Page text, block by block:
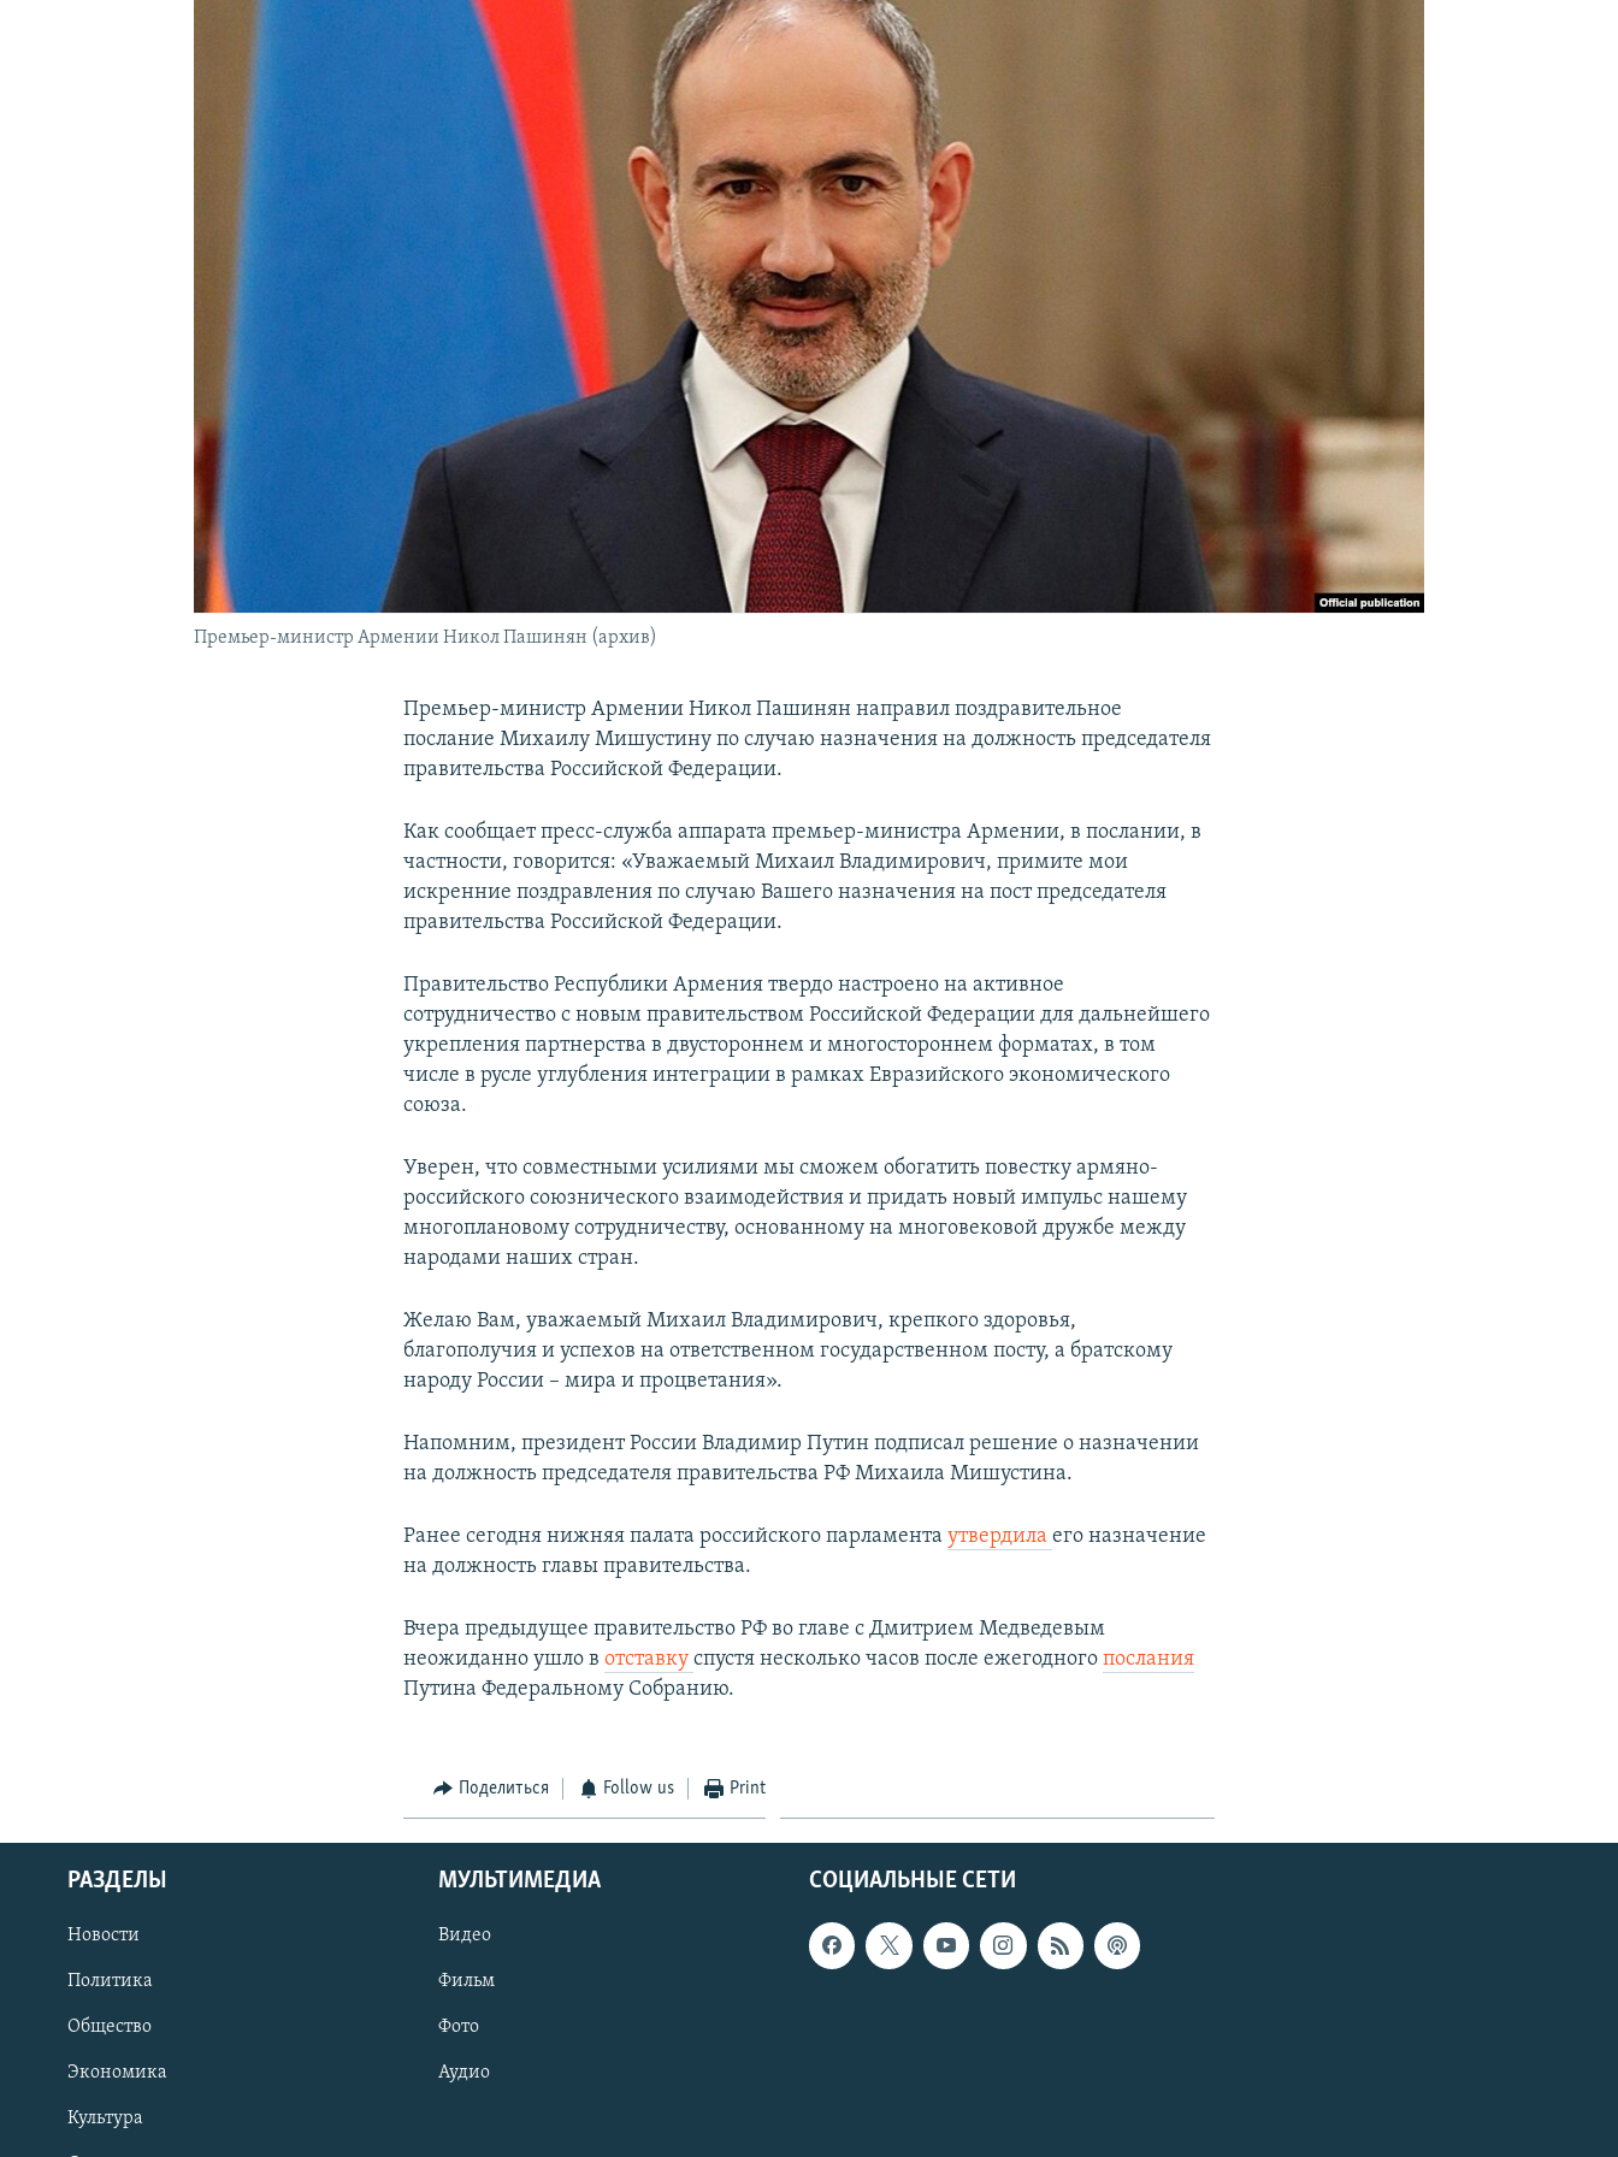
Премьер-министр Армении Никол Пашинян (архив)
Премьер-министр Армении Никол Пашинян направил поздравительное
послание Михаилу Мишустину по случаю назначения на должность председателя
правительства Российской Федерации.
Как сообщает пресс-служба аппарата премьер-министра Армении, в послании, в
частности, говорится: «Уважаемый Михаил Владимирович, примите мои
искренние поздравления по случаю Вашего назначения на пост председателя
правительства Российской Федерации.
Правительство Республики Армения твердо настроено на активное
сотрудничество с новым правительством Российской Федерации для дальнейшего
укрепления партнерства в двустороннем и многостороннем форматах, в том
числе в русле углубления интеграции в рамках Евразийского экономического
союза.
Уверен, что совместными усилиями мы сможем обогатить повестку армяно-
российского союзнического взаимодействия и придать новый импульс нашему
многоплановому сотрудничеству, основанному на многовековой дружбе между
народами наших стран.
Желаю Вам, уважаемый Михаил Владимирович, крепкого здоровья,
благополучия и успехов на ответственном государственном посту, а братскому
народу России – мира и процветания».
Напомним, президент России Владимир Путин подписал решение о назначении
на должность председателя правительства РФ Михаила Мишустина.
Ранее сегодня нижняя палата российского парламентаутвердилаего назначение
на должность главы правительства.
Вчера предыдущее правительство РФ во главе с Дмитрием Медведевым
неожиданно ушло вотставкуспустя несколько часов после ежегодногопослания
Путина Федеральному Собранию.
Поделиться Follow us Print
СОЦИАЛЬНЫЕ СЕТИ
РАЗДЕЛЫ
Новости
Политика
Общество
Экономика
Культура
МУЛЬТИМЕДИА
Видео
Фильм
Фото
Аудио